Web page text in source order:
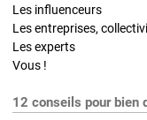
Les influenceurs
Les entreprises,
Les experts
Vous !
12 conseils pour bien